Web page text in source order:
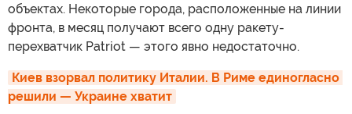
объектах. Некоторые города, расположенные на линии
фронта, в месяц получают всего одну ракету-
перехватчик Patriot — этого явно недостаточно.
Киев взорвал политику Италии. В Риме единогласно
решили — Украине хватит